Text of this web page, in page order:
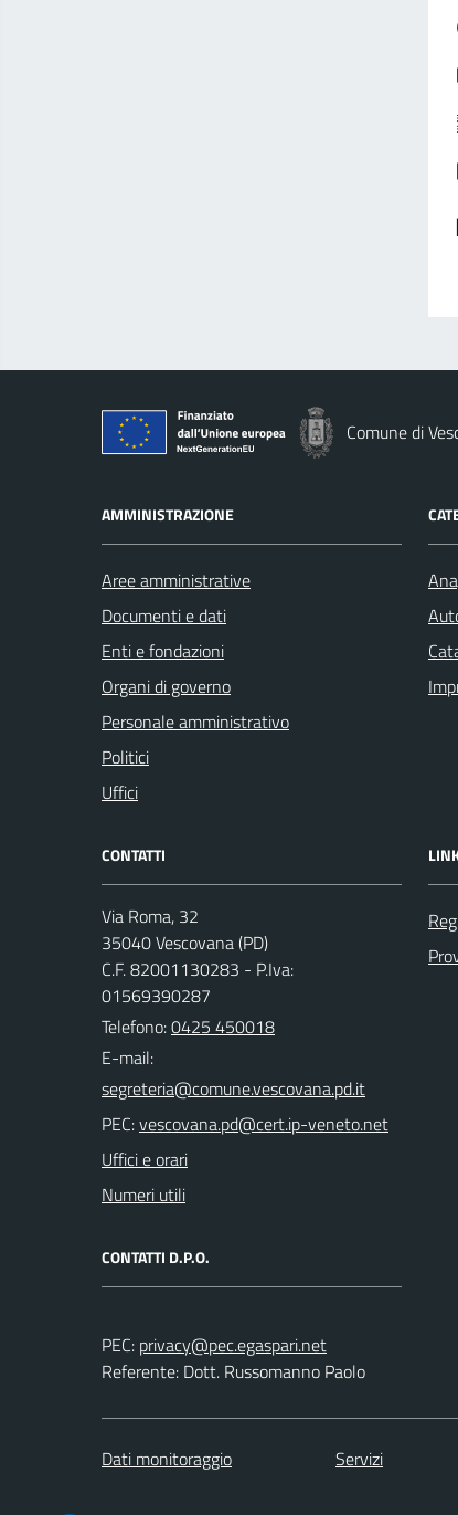
Comune di
AMMINISTRAZIONE
Aree amministrative
Documenti e dati
Enti e fondazioni
Organi di governo
Personale amministrativo
Politici
Uffici
CONTATTI
Via Roma, 32
35040 Vescovana (PD)
C.F. 82001130283 - P.Iva:
01569390287
Telefono:0425 450018
E-mail:
PEC:
Uffici e orari
Numeri utili
CONTATTI D.P.O.
PEC:
Referente: Dott. Russomanno Paolo
Dati monitoraggio Servizi